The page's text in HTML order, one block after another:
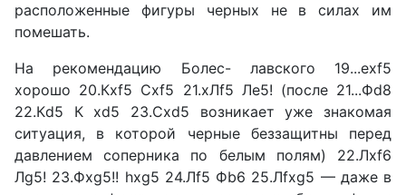
расположен­ные фигуры черных не в силах им
помешать.
На рекомендацию Болес- лавского 19...exf5
хорошо 20.Кxf5 Сxf5 21.xЛf5 Ле5! (после 21...Фd8
22.Кd5 К xd5 23.Сxd5 возникает уже знако­мая
ситуация, в которой чер­ные беззащитны перед
дав­лением соперника по белым полям) 22.Лxf6
Лg5! 23.Фxg5!! hxg5 24.Лf5 Фb6 25.Лfxg5 — даже в